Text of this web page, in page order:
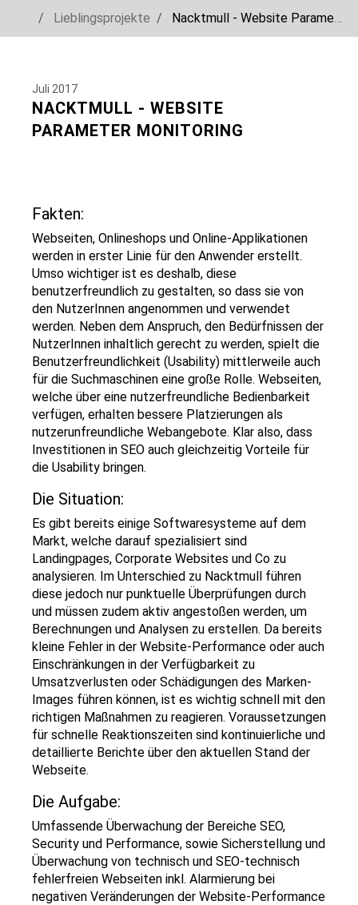
Lieblingsprojekte
Nacktmull - Website Parameter Monitoring
Juli 2017
NACKTMULL - WEBSITE
PARAMETER MONITORING
Fakten:
Webseiten, Onlineshops und Online-Applikationen
werden in erster Linie für den Anwender erstellt.
Umso wichtiger ist es deshalb, diese
benutzerfreundlich zu gestalten, so dass sie von
den NutzerInnen angenommen und verwendet
werden. Neben dem Anspruch, den Bedürfnissen der
NutzerInnen inhaltlich gerecht zu werden, spielt die
Benutzerfreundlichkeit (Usability) mittlerweile auch
für die Suchmaschinen eine große Rolle. Webseiten,
welche über eine nutzerfreundliche Bedienbarkeit
verfügen, erhalten bessere Platzierungen als
nutzerunfreundliche Webangebote. Klar also, dass
Investitionen in SEO auch gleichzeitig Vorteile für
die Usability bringen.
Die Situation:
Es gibt bereits einige Softwaresysteme auf dem
Markt, welche darauf spezialisiert sind
Landingpages, Corporate Websites und Co zu
analysieren. Im Unterschied zu Nacktmull führen
diese jedoch nur punktuelle Überprüfungen durch
und müssen zudem aktiv angestoßen werden, um
Berechnungen und Analysen zu erstellen. Da bereits
kleine Fehler in der Website-Performance oder auch
Einschränkungen in der Verfügbarkeit zu
Umsatzverlusten oder Schädigungen des Marken-
Images führen können, ist es wichtig schnell mit den
richtigen Maßnahmen zu reagieren. Voraussetzungen
für schnelle Reaktionszeiten sind kontinuierliche und
detaillierte Berichte über den aktuellen Stand der
Webseite.
Die Aufgabe:
Umfassende Überwachung der Bereiche SEO,
Security und Performance, sowie Sicherstellung und
Überwachung von technisch und SEO-technisch
fehlerfreien Webseiten inkl. Alarmierung bei
negativen Veränderungen der Website-Performance